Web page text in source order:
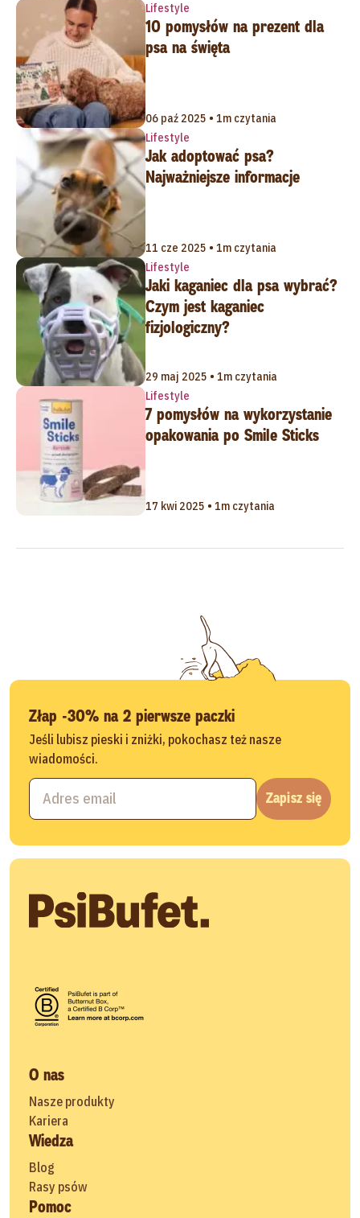
Lifestyle
10 pomysłów na prezent dla
psa na święta
06 paź 2025 • 1m czytania
Lifestyle
Jak adoptować psa?
Najważniejsze informacje
11 cze 2025 • 1m czytania
Lifestyle
Jaki kaganiec dla psa wybrać?
Czym jest kaganiec
fizjologiczny?
29 maj 2025 • 1m czytania
Lifestyle
7 pomysłów na wykorzystanie
opakowania po Smile Sticks
17 kwi 2025 • 1m czytania
Złap -30% na 2 pierwsze paczki
Jeśli lubisz pieski i zniżki, pokochasz też nasze
wiadomości.
Zapisz się
O nas
Nasze produkty
Kariera
Wiedza
Blog
Rasy psów
Pomoc